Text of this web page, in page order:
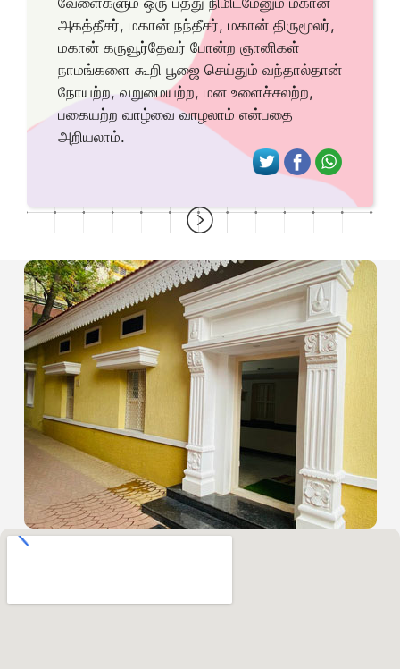
அகத்தீசர், மகான் நந்தீசர், மகான் திருமூலர்,
மகான் கருவூர்தேவர் போன்ற ஞானிகள்
நாமங்களை கூறி பூஜை செய்தும் வந்தால்தான்
நோயற்ற, வறுமையற்ற, மன உளைச்சலற்ற,
பகையற்ற வாழ்வை வாழலாம் என்பதை
அறியலாம்.